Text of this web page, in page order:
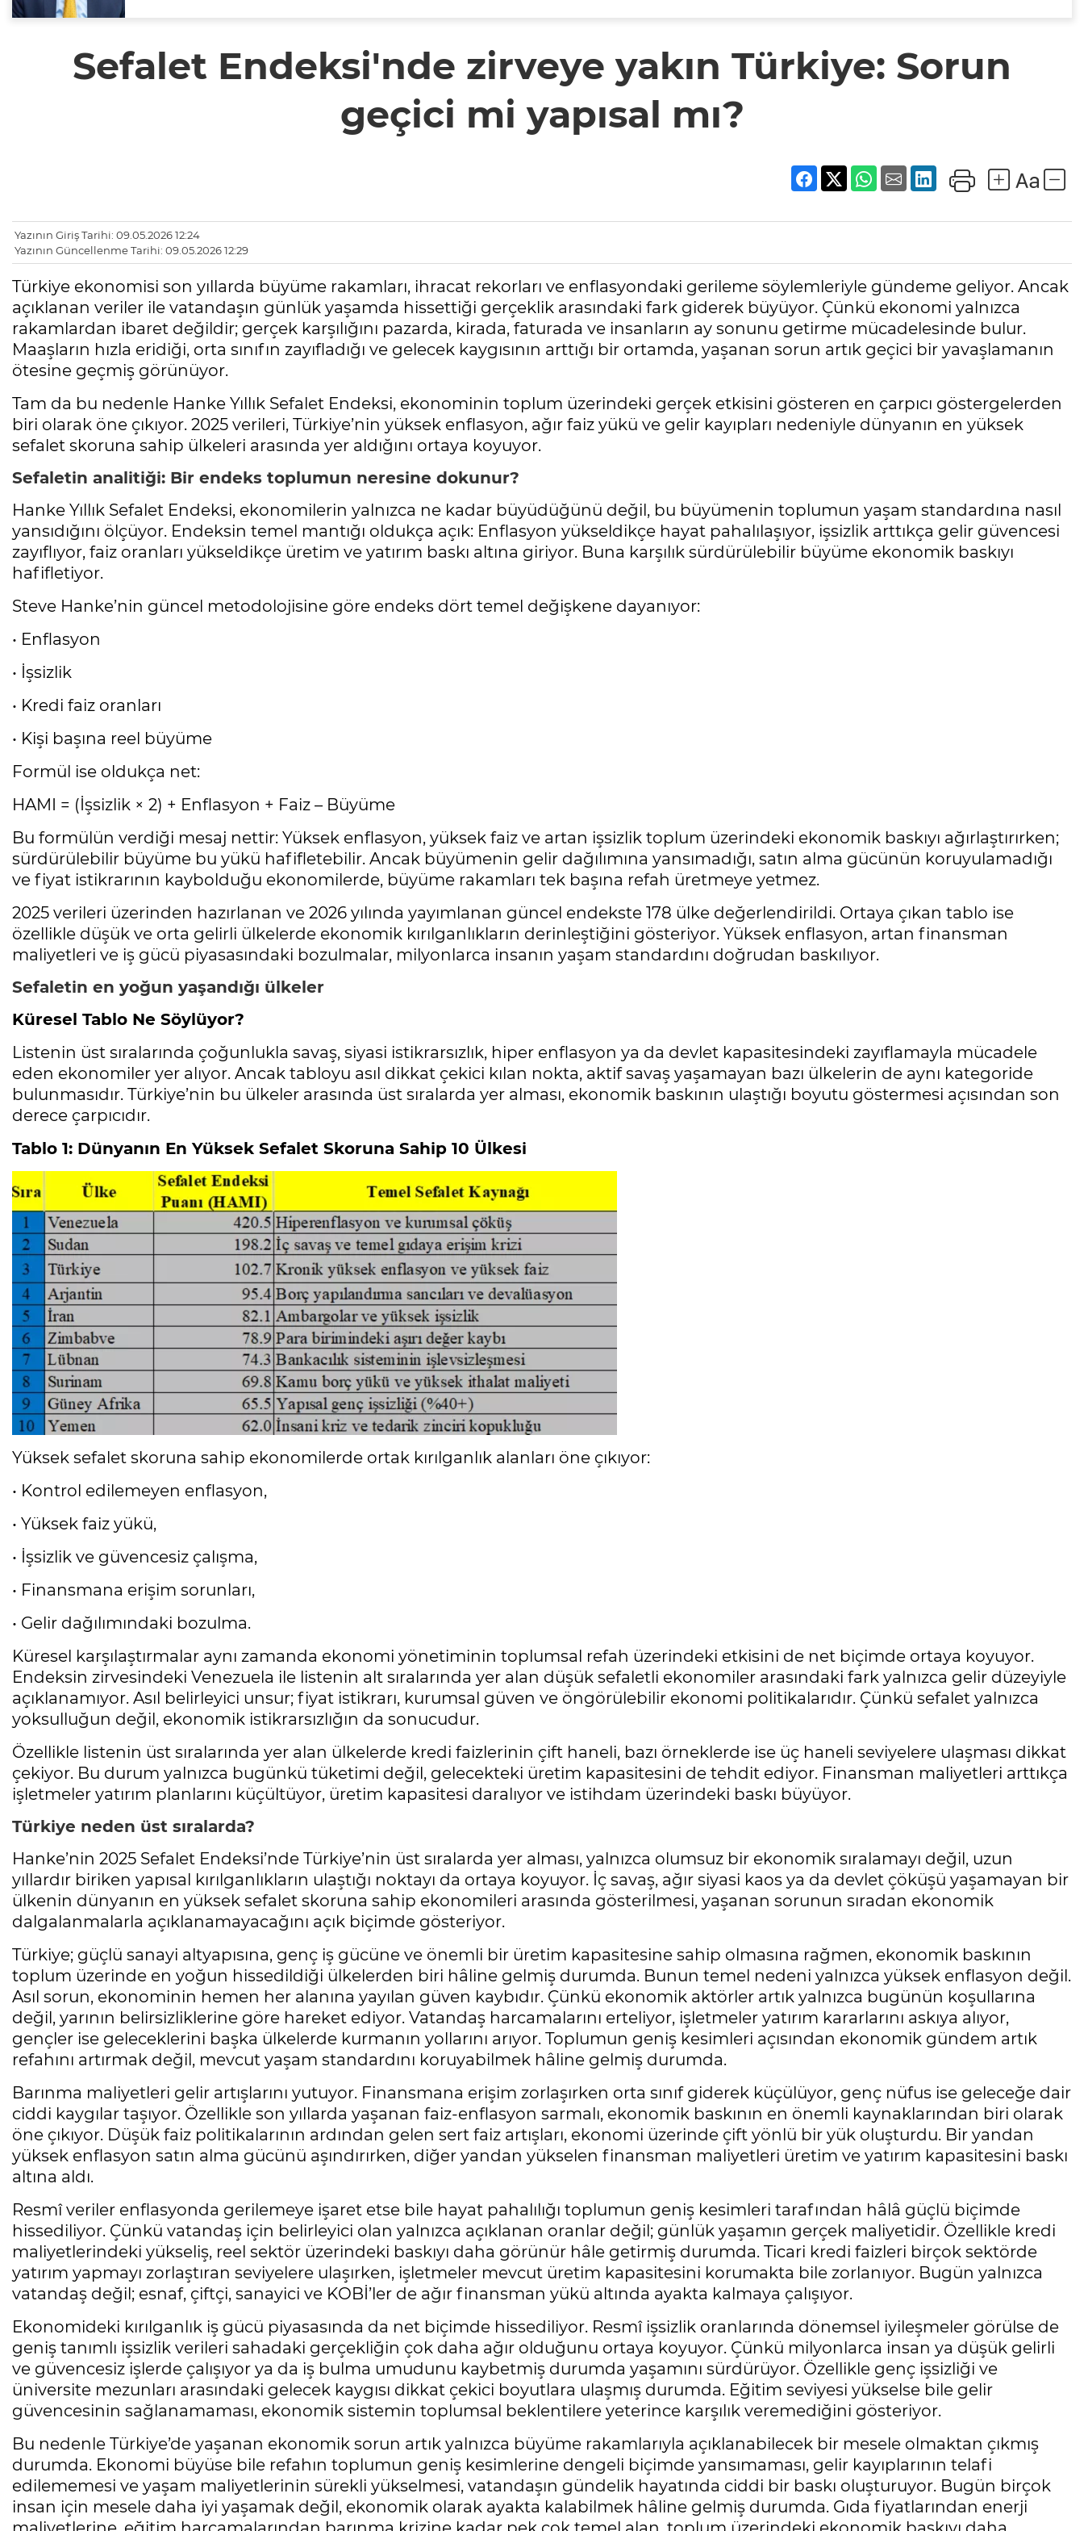
Sefalet Endeksi'nde zirveye yakın Türkiye: Sorun
geçici mi yapısal mı?
Yazının Giriş Tarihi: 09.05.2026 12:24
Yazının Güncellenme Tarihi: 09.05.2026 12:29
Türkiye ekonomisi son yıllarda büyüme rakamları, ihracat rekorları ve enflasyondaki gerileme söylemleriyle gündeme geliyor. Ancak
açıklanan veriler ile vatandaşın günlük yaşamda hissettiği gerçeklik arasındaki fark giderek büyüyor. Çünkü ekonomi yalnızca
rakamlardan ibaret değildir; gerçek karşılığını pazarda, kirada, faturada ve insanların ay sonunu getirme mücadelesinde bulur.
Maaşların hızla eridiği, orta sınıfın zayıfladığı ve gelecek kaygısının arttığı bir ortamda, yaşanan sorun artık geçici bir yavaşlamanın
ötesine geçmiş görünüyor.
Tam da bu nedenle Hanke Yıllık Sefalet Endeksi, ekonominin toplum üzerindeki gerçek etkisini gösteren en çarpıcı göstergelerden
biri olarak öne çıkıyor. 2025 verileri, Türkiye’nin yüksek enflasyon, ağır faiz yükü ve gelir kayıpları nedeniyle dünyanın en yüksek
sefalet skoruna sahip ülkeleri arasında yer aldığını ortaya koyuyor.
Sefaletin analitiği: Bir endeks toplumun neresine dokunur?
Hanke Yıllık Sefalet Endeksi, ekonomilerin yalnızca ne kadar büyüdüğünü değil, bu büyümenin toplumun yaşam standardına nasıl
yansıdığını ölçüyor. Endeksin temel mantığı oldukça açık: Enflasyon yükseldikçe hayat pahalılaşıyor, işsizlik arttıkça gelir güvencesi
zayıflıyor, faiz oranları yükseldikçe üretim ve yatırım baskı altına giriyor. Buna karşılık sürdürülebilir büyüme ekonomik baskıyı
hafifletiyor.
Steve Hanke’nin güncel metodolojisine göre endeks dört temel değişkene dayanıyor:
• Enflasyon
• İşsizlik
• Kredi faiz oranları
• Kişi başına reel büyüme
Formül ise oldukça net:
HAMI = (İşsizlik × 2) + Enflasyon + Faiz – Büyüme
Bu formülün verdiği mesaj nettir: Yüksek enflasyon, yüksek faiz ve artan işsizlik toplum üzerindeki ekonomik baskıyı ağırlaştırırken;
sürdürülebilir büyüme bu yükü hafifletebilir. Ancak büyümenin gelir dağılımına yansımadığı, satın alma gücünün koruyulamadığı
ve fiyat istikrarının kaybolduğu ekonomilerde, büyüme rakamları tek başına refah üretmeye yetmez.
2025 verileri üzerinden hazırlanan ve 2026 yılında yayımlanan güncel endekste 178 ülke değerlendirildi. Ortaya çıkan tablo ise
özellikle düşük ve orta gelirli ülkelerde ekonomik kırılganlıkların derinleştiğini gösteriyor. Yüksek enflasyon, artan finansman
maliyetleri ve iş gücü piyasasındaki bozulmalar, milyonlarca insanın yaşam standardını doğrudan baskılıyor.
Sefaletin en yoğun yaşandığı ülkeler
Küresel Tablo Ne Söylüyor?
Listenin üst sıralarında çoğunlukla savaş, siyasi istikrarsızlık, hiper enflasyon ya da devlet kapasitesindeki zayıflamayla mücadele
eden ekonomiler yer alıyor. Ancak tabloyu asıl dikkat çekici kılan nokta, aktif savaş yaşamayan bazı ülkelerin de aynı kategoride
bulunmasıdır. Türkiye’nin bu ülkeler arasında üst sıralarda yer alması, ekonomik baskının ulaştığı boyutu göstermesi açısından son
derece çarpıcıdır.
Tablo 1: Dünyanın En Yüksek Sefalet Skoruna Sahip 10 Ülkesi
Yüksek sefalet skoruna sahip ekonomilerde ortak kırılganlık alanları öne çıkıyor:
• Kontrol edilemeyen enflasyon,
• Yüksek faiz yükü,
• İşsizlik ve güvencesiz çalışma,
• Finansmana erişim sorunları,
• Gelir dağılımındaki bozulma.
Küresel karşılaştırmalar aynı zamanda ekonomi yönetiminin toplumsal refah üzerindeki etkisini de net biçimde ortaya koyuyor.
Endeksin zirvesindeki Venezuela ile listenin alt sıralarında yer alan düşük sefaletli ekonomiler arasındaki fark yalnızca gelir düzeyiyle
açıklanamıyor. Asıl belirleyici unsur; fiyat istikrarı, kurumsal güven ve öngörülebilir ekonomi politikalarıdır. Çünkü sefalet yalnızca
yoksulluğun değil, ekonomik istikrarsızlığın da sonucudur.
Özellikle listenin üst sıralarında yer alan ülkelerde kredi faizlerinin çift haneli, bazı örneklerde ise üç haneli seviyelere ulaşması dikkat
çekiyor. Bu durum yalnızca bugünkü tüketimi değil, gelecekteki üretim kapasitesini de tehdit ediyor. Finansman maliyetleri arttıkça
işletmeler yatırım planlarını küçültüyor, üretim kapasitesi daralıyor ve istihdam üzerindeki baskı büyüyor.
Türkiye neden üst sıralarda?
Hanke’nin 2025 Sefalet Endeksi’nde Türkiye’nin üst sıralarda yer alması, yalnızca olumsuz bir ekonomik sıralamayı değil, uzun
yıllardır biriken yapısal kırılganlıkların ulaştığı noktayı da ortaya koyuyor. İç savaş, ağır siyasi kaos ya da devlet çöküşü yaşamayan bir
ülkenin dünyanın en yüksek sefalet skoruna sahip ekonomileri arasında gösterilmesi, yaşanan sorunun sıradan ekonomik
dalgalanmalarla açıklanamayacağını açık biçimde gösteriyor.
Türkiye; güçlü sanayi altyapısına, genç iş gücüne ve önemli bir üretim kapasitesine sahip olmasına rağmen, ekonomik baskının
toplum üzerinde en yoğun hissedildiği ülkelerden biri hâline gelmiş durumda. Bunun temel nedeni yalnızca yüksek enflasyon değil.
Asıl sorun, ekonominin hemen her alanına yayılan güven kaybıdır. Çünkü ekonomik aktörler artık yalnızca bugünün koşullarına
değil, yarının belirsizliklerine göre hareket ediyor. Vatandaş harcamalarını erteliyor, işletmeler yatırım kararlarını askıya alıyor,
gençler ise geleceklerini başka ülkelerde kurmanın yollarını arıyor. Toplumun geniş kesimleri açısından ekonomik gündem artık
refahını artırmak değil, mevcut yaşam standardını koruyabilmek hâline gelmiş durumda.
Barınma maliyetleri gelir artışlarını yutuyor. Finansmana erişim zorlaşırken orta sınıf giderek küçülüyor, genç nüfus ise geleceğe dair
ciddi kaygılar taşıyor. Özellikle son yıllarda yaşanan faiz-enflasyon sarmalı, ekonomik baskının en önemli kaynaklarından biri olarak
öne çıkıyor. Düşük faiz politikalarının ardından gelen sert faiz artışları, ekonomi üzerinde çift yönlü bir yük oluşturdu. Bir yandan
yüksek enflasyon satın alma gücünü aşındırırken, diğer yandan yükselen finansman maliyetleri üretim ve yatırım kapasitesini baskı
altına aldı.
Resmî veriler enflasyonda gerilemeye işaret etse bile hayat pahalılığı toplumun geniş kesimleri tarafından hâlâ güçlü biçimde
hissediliyor. Çünkü vatandaş için belirleyici olan yalnızca açıklanan oranlar değil; günlük yaşamın gerçek maliyetidir. Özellikle kredi
maliyetlerindeki yükseliş, reel sektör üzerindeki baskıyı daha görünür hâle getirmiş durumda. Ticari kredi faizleri birçok sektörde
yatırım yapmayı zorlaştıran seviyelere ulaşırken, işletmeler mevcut üretim kapasitesini korumakta bile zorlanıyor. Bugün yalnızca
vatandaş değil; esnaf, çiftçi, sanayici ve KOBİ’ler de ağır finansman yükü altında ayakta kalmaya çalışıyor.
Ekonomideki kırılganlık iş gücü piyasasında da net biçimde hissediliyor. Resmî işsizlik oranlarında dönemsel iyileşmeler görülse de
geniş tanımlı işsizlik verileri sahadaki gerçekliğin çok daha ağır olduğunu ortaya koyuyor. Çünkü milyonlarca insan ya düşük gelirli
ve güvencesiz işlerde çalışıyor ya da iş bulma umudunu kaybetmiş durumda yaşamını sürdürüyor. Özellikle genç işsizliği ve
üniversite mezunları arasındaki gelecek kaygısı dikkat çekici boyutlara ulaşmış durumda. Eğitim seviyesi yükselse bile gelir
güvencesinin sağlanamaması, ekonomik sistemin toplumsal beklentilere yeterince karşılık veremediğini gösteriyor.
Bu nedenle Türkiye’de yaşanan ekonomik sorun artık yalnızca büyüme rakamlarıyla açıklanabilecek bir mesele olmaktan çıkmış
durumda. Ekonomi büyüse bile refahın toplumun geniş kesimlerine dengeli biçimde yansımaması, gelir kayıplarının telafi
edilememesi ve yaşam maliyetlerinin sürekli yükselmesi, vatandaşın gündelik hayatında ciddi bir baskı oluşturuyor. Bugün birçok
insan için mesele daha iyi yaşamak değil, ekonomik olarak ayakta kalabilmek hâline gelmiş durumda. Gıda fiyatlarından enerji